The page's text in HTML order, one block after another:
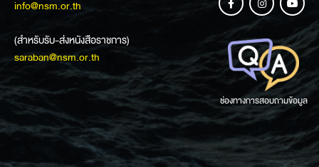
info@nsm.or.th
(สำหรับรับ-ส่งหนังสือราชการ)
saraban@nsm.or.th
ช่องทางการสอบถามข้อมูล